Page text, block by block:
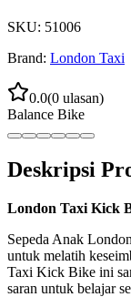
SKU: 51006
Brand: London Taxi
0.0(0 ulasan)
Balance Bike
Deskripsi
London Taxi Kick
Sepeda Anak
untuk melatih
Taxi Kick Bike ini
saran untuk belajar